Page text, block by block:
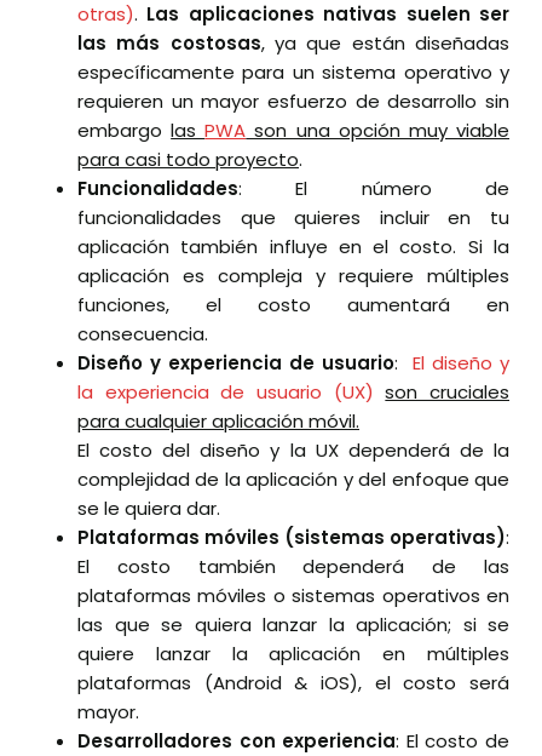
otras). Las aplicaciones nativas suelen ser
las más costosas, ya que están diseñadas
específicamente para un sistema operativo y
requieren un mayor esfuerzo de desarrollo sin
embargolasPWA son una opción muy viable
para casi todo proyecto.
Funcionalidades: El número de
funcionalidades que quieres incluir en tu
aplicación también influye en el costo. Si la
aplicación es compleja y requiere múltiples
funciones, el costo aumentará en
consecuencia.
Diseño y experiencia de usuario: El diseño y
la experiencia de usuario (UX) son cruciales
para cualquier aplicación móvil.
El costo del diseño y la UX dependerá de la
complejidad de la aplicación y del enfoque que
se le quiera dar.
Plataformas móviles (sistemas operativas):
El costo también dependerá de las
plataformas móviles o sistemas operativos en
las que se quiera lanzar la aplicación; si se
quiere lanzar la aplicación en múltiples
plataformas (Android & iOS), el costo será
mayor.
Desarrolladores con experiencia: El costo de